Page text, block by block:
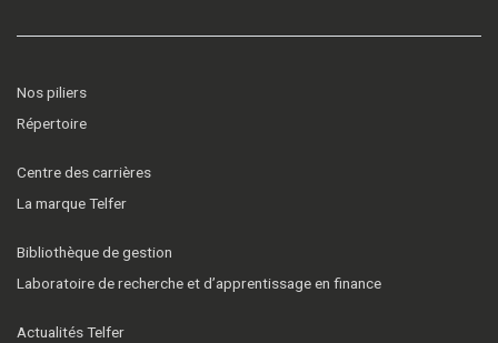
Nos piliers
Répertoire
Centre des carrières
La marque Telfer
Bibliothèque de gestion
Laboratoire de recherche et d’apprentissage en finance
Actualités Telfer